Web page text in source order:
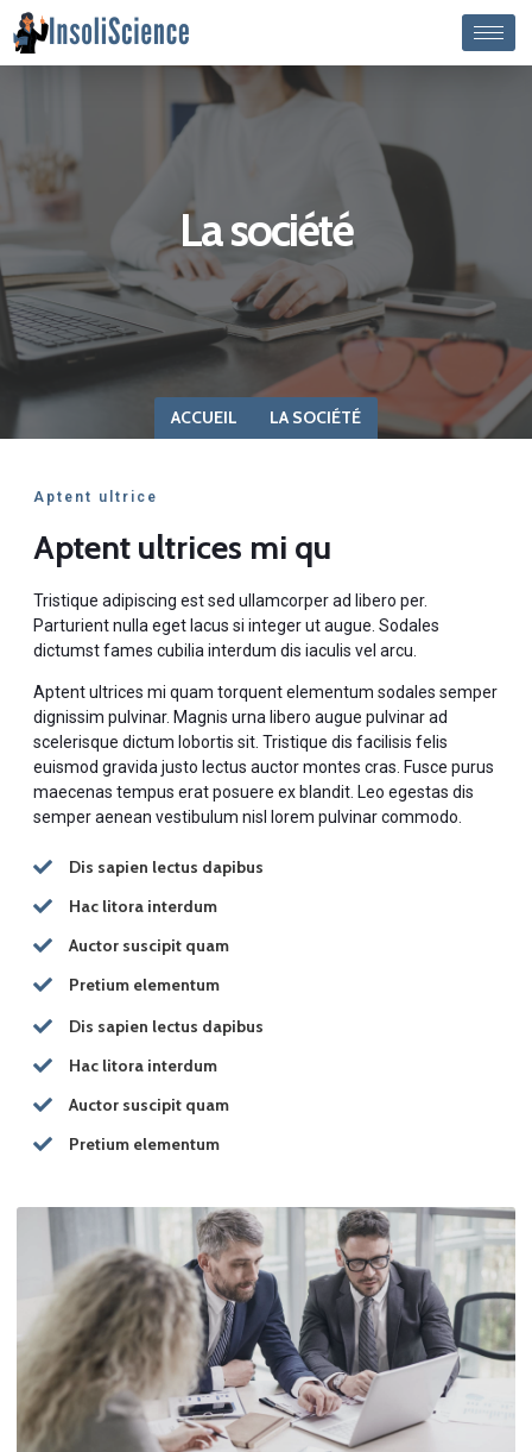
La société
ACCUEIL LA SOCIÉTÉ
Aptent ultrice
Aptent ultrices mi qu
Tristique adipiscing est sed ullamcorper ad libero per.
Parturient nulla eget lacus si integer ut augue. Sodales
dictumst fames cubilia interdum dis iaculis vel arcu.
Aptent ultrices mi quam torquent elementum sodales semper
dignissim pulvinar. Magnis urna libero augue pulvinar ad
scelerisque dictum lobortis sit. Tristique dis facilisis felis
euismod gravida justo lectus auctor montes cras. Fusce purus
maecenas tempus erat posuere ex blandit. Leo egestas dis
semper aenean vestibulum nisl lorem pulvinar commodo.
Dis sapien lectus dapibus
Hac litora interdum
Auctor suscipit quam
Pretium elementum
Dis sapien lectus dapibus
Hac litora interdum
Auctor suscipit quam
Pretium elementum